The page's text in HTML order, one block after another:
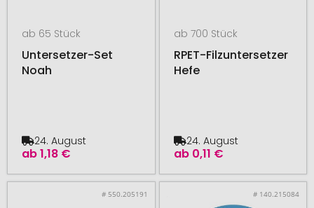
ab 65 Stück
Untersetzer-Set
Noah
ab1,18 €
24. August
ab 700 Stück
RPET-Filzuntersetzer
Hefe
ab 0,11 €
24. August
# 550.205191 # 140.215084